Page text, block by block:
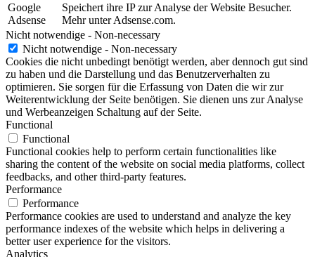
Google
Adsense
Speichert ihre IP zur Analyse der Website Besucher.
Mehr unter Adsense.com.
Nicht notwendige - Non-necessary
Nicht notwendige - Non-necessary
Cookies die nicht unbedingt benötigt werden, aber dennoch gut sind
zu haben und die Darstellung und das Benutzerverhalten zu
optimieren. Sie sorgen für die Erfassung von Daten die wir zur
Weiterentwicklung der Seite benötigen. Sie dienen uns zur Analyse
und Werbeanzeigen Schaltung auf der Seite.
Functional
Functional
Functional cookies help to perform certain functionalities like
sharing the content of the website on social media platforms, collect
feedbacks, and other third-party features.
Performance
Performance
Performance cookies are used to understand and analyze the key
performance indexes of the website which helps in delivering a
better user experience for the visitors.
Analytics